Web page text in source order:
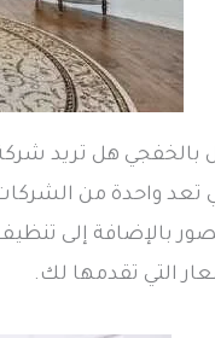
هل تريد
واحدة من الشركات
بالإضافة إلى
التي تقدمها لك.